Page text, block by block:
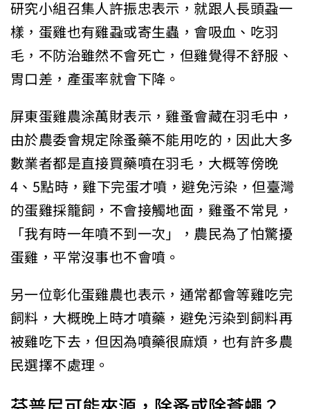
研究小組召集人許振忠表示，就跟人長頭蝨一
樣，蛋雞也有雞蝨或寄生蟲，會吸血、吃羽
毛，不防治雖然不會死亡，但雞覺得不舒服、
胃口差，產蛋率就會下降。
屏東蛋雞農涂萬財表示，雞蚤會藏在羽毛中，
由於農委會規定除蚤藥不能用吃的，因此大多
數業者都是直接買藥噴在羽毛，大概等傍晚
4、5點時，雞下完蛋才噴，避免污染，但臺灣
的蛋雞採籠飼，不會接觸地面，雞蚤不常見，
「我有時一年噴不到一次」，農民為了怕驚擾
蛋雞，平常沒事也不會噴。
另一位彰化蛋雞農也表示，通常都會等雞吃完
飼料，大概晚上時才噴藥，避免污染到飼料再
被雞吃下去，但因為噴藥很麻煩，也有許多農
民選擇不處理。